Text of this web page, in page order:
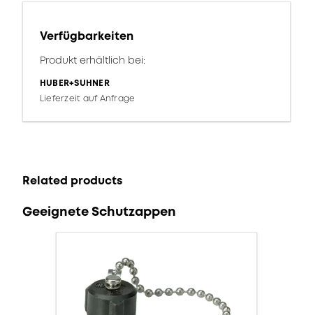
Verfügbarkeiten
Produkt erhältlich bei:
HUBER+SUHNER
Lieferzeit auf Anfrage
Related products
Geeignete Schutzappen